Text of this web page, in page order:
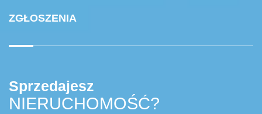
ZGŁOSZENIA
Sprzedajesz
NIERUCHOMOŚĆ?